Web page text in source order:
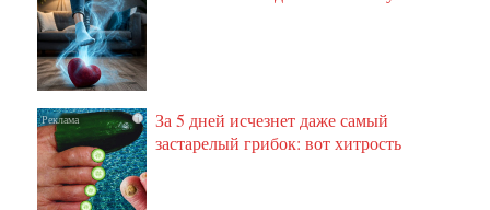
i
За 5 дней исчезнет даже самый
застарелый грибок: вот хитрость